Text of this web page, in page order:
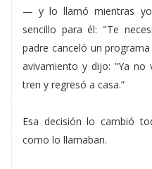
— y lo llamó mientras yo
sencillo para él: "Te
padre canceló un
avivamiento y dijo: "Ya no
tren y regresó a casa.”
Esa decisión lo cambió
como lo llamaban.